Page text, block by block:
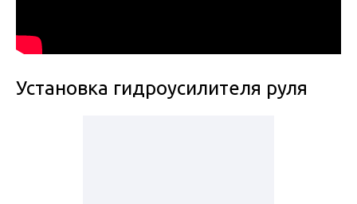
Установка гидроусилителя руля